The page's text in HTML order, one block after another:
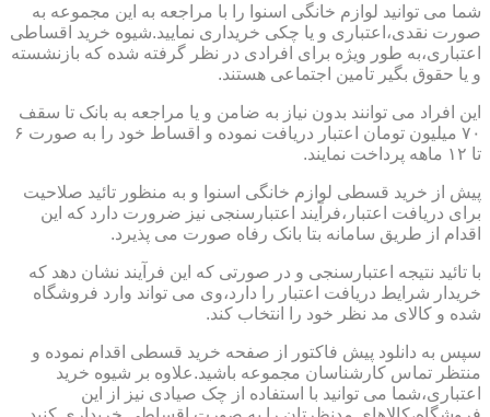
شما می توانید لوازم خانگی اسنوا را با مراجعه به این مجموعه به
صورت نقدی،اعتباری و یا چکی خریداری نمایید.شیوه خرید اقساطی
اعتباری،به طور ویژه برای افرادی در نظر گرفته شده که بازنشسته
و یا حقوق بگیر تامین اجتماعی هستند.
این افراد می توانند بدون نیاز به ضامن و یا مراجعه به بانک تا سقف
۷۰ میلیون تومان اعتبار دریافت نموده و اقساط خود را به صورت ۶
تا ۱۲ ماهه پرداخت نمایند.
پیش از خرید قسطی لوازم خانگی اسنوا و به منظور تائید صلاحیت
برای دریافت اعتبار،فرآیند اعتبارسنجی نیز ضرورت دارد که این
اقدام از طریق سامانه بتا بانک رفاه صورت می پذیرد.
با تائید نتیجه اعتبارسنجی و در صورتی که این فرآیند نشان دهد که
خریدار شرایط دریافت اعتبار را دارد،وی می تواند وارد فروشگاه
شده و کالای مد نظر خود را انتخاب کند.
سپس به دانلود پیش فاکتور از صفحه خرید قسطی اقدام نموده و
منتظر تماس کارشناسان مجموعه باشید.علاوه بر شیوه خرید
اعتباری،شما می توانید با استفاده از چک صیادی نیز از این